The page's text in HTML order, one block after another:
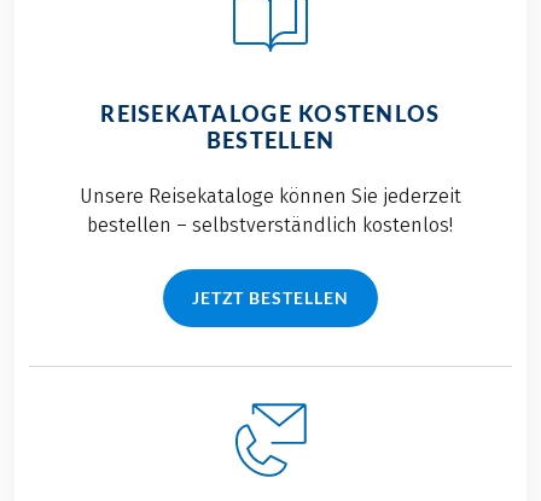
REISEKATALOGE KOSTENLOS
BESTELLEN
Unsere Reisekataloge können Sie jederzeit
bestellen – selbstverständlich kostenlos!
JETZT BESTELLEN